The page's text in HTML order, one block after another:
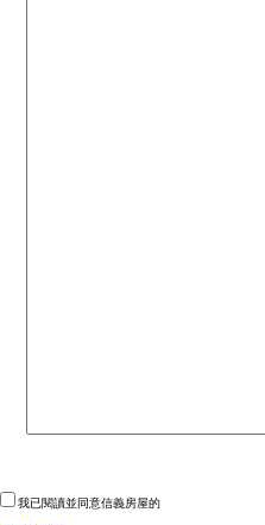
我已閱讀並同意信義房屋的